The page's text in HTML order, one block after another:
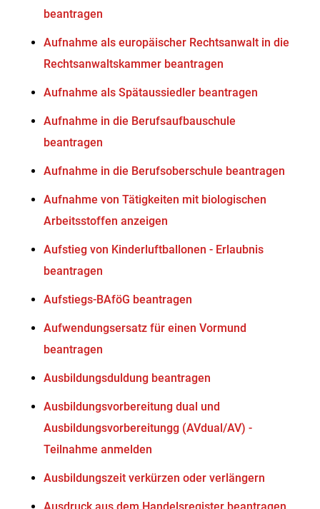
beantragen
Aufnahme als europäischer Rechtsanwalt in die
Rechtsanwaltskammer beantragen
Aufnahme als Spätaussiedler beantragen
Aufnahme in die Berufsaufbauschule
beantragen
Aufnahme in die Berufsoberschule beantragen
Aufnahme von Tätigkeiten mit biologischen
Arbeitsstoffen anzeigen
Aufstieg von Kinderluftballonen - Erlaubnis
beantragen
Aufstiegs-BAföG beantragen
Aufwendungsersatz für einen Vormund
beantragen
Ausbildungsduldung beantragen
Ausbildungsvorbereitung dual und
Ausbildungsvorbereitungg (AVdual/AV) -
Teilnahme anmelden
Ausbildungszeit verkürzen oder verlängern